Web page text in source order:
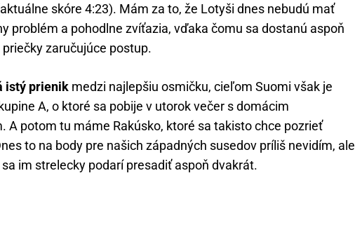
skóre 4:23). Mám za to, že Lotyši dnes nebudú mať
problém a pohodlne zvíťazia, vďaka čomu sa dostanú aspoň
zaručujúce postup.
istý prienik medzi najlepšiu osmičku, cieľom Suomi však je
A, o ktoré sa pobije v utorok večer s domácim
A potom tu máme Rakúsko, ktoré sa takisto chce pozrieť
to na body pre našich západných susedov príliš nevidím, ale
im strelecky podarí presadiť aspoň dvakrát.